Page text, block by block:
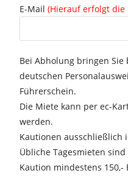
E-Mail(Hierauf erfolgt die
Bei Abholung bringen
deutschen
Führerschein.
Die Miete kann per ec-
werden.
Kautionen ausschließlich
Übliche Tagesmieten
Kaution mindestens 150,-